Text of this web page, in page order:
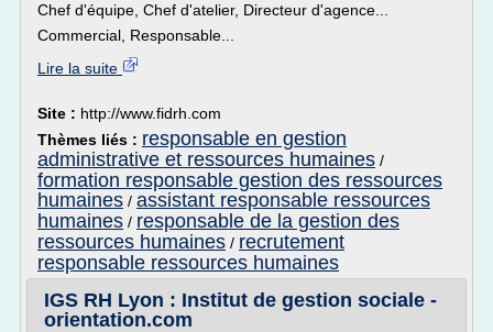
Chef d'équipe, Chef d'atelier, Directeur d'agence...
Commercial, Responsable...
Lire la suite
Site : http://www.fidrh.com
Thèmes liés : responsable en gestion
administrative et ressources humaines /
formation responsable gestion des ressources
humaines / assistant responsable ressources
humaines / responsable de la gestion des
ressources humaines / recrutement
responsable ressources humaines
IGS RH Lyon : Institut de gestion sociale -
orientation.com